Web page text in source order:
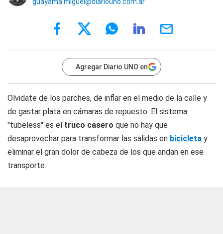
Agregar Diario UNO en
Olvidate de los parches, de inflar en el medio de la calle y
de gastar plata en cámaras de repuesto. El sistema
"tubeless" es el truco casero que no hay que
desaprovechar para transformar las salidas en bicicleta y
eliminar el gran dolor de cabeza de los que andan en ese
transporte.